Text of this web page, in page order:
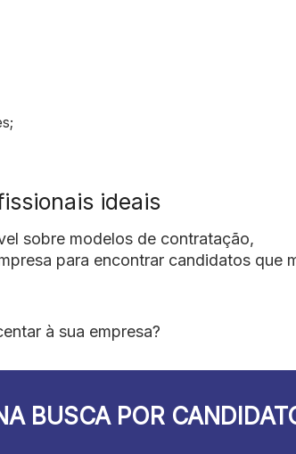
ideais
sobre modelos de contratação,
para encontrar candidatos que
à sua empresa?
BUSCA POR